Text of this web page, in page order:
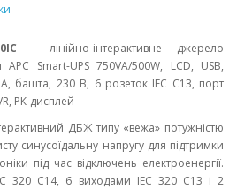
- лінійно-інтерактивне джерело
Smart-UPS 750VA/500W, LCD, USB,
башта, 230 В, 6 розеток IEC C13, порт
РК-дисплей
ДБЖ типу «вежа» потужністю
синусоїдальну напругу для підтримки
під час відключень електроенергії.
320 C14, 6 виходами IEC 320 C13 і 2